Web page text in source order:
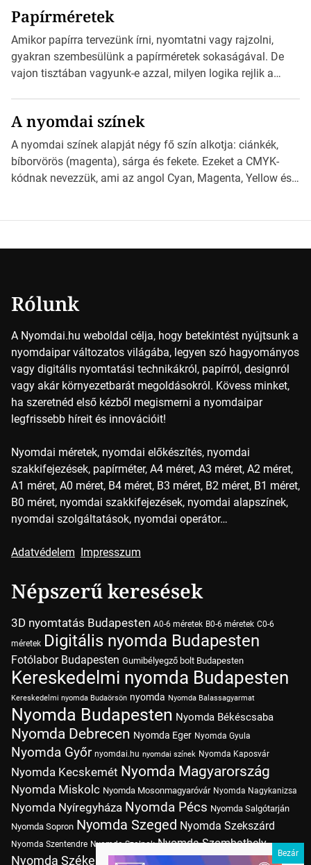
Illustratorban készült vektorgrafika. *Hirdetés Minden
esetben konzultáljunk a nyomdával, mielőtt elkezdjük a
nyomdai előkészítést!Nehogy az elkészült munka után
derüljön ki, hogy valamit másképp kellett volna csinálni! […]
Papírméretek
Amikor papírra tervezünk írni, nyomtatni vagy rajzolni,
gyakran szembesülünk a papírméretek sokaságával. De
vajon tisztában vagyunk-e azzal, milyen logika rejlik a
*Hirdetés Ebben a cikkben a papírméretek izgalmas
világába kalauzolunk el téged, hogy jobban megértsd,
milyen szempontok alapján érdemes választanod a
jövőben. Bevezetés a papírméretek világába A […]
A nyomdai színek
A nyomdai színek alapját négy fő szín alkotja: ciánkék,
bíborvörös (magenta), sárga és fekete. Ezeket a CMYK-
kódnak nevezzük, ami az angol Cyan, Magenta, Yellow és
Rólunk
A Nyomdai.hu weboldal célja, hogy betekintést nyújtsunk a
nyomdaipar változatos világába, legyen szó hagyományos
vagy digitális nyomtatási technikákról, papírról, designról
vagy akár környezetbarát megoldásokról. Kövess minket,
ha szeretnéd első kézből megismerni a nyomdaipar
legfrissebb híreit és innovációit!
Nyomdai méretek, nyomdai előkészítés, nyomdai
szakkifejezések, papírméter, A4 méret, A3 méret, A2 méret,
A1 méret, A0 méret, B4 méret, B3 méret, B2 méret, B1 méret,
B0 méret, nyomdai szakkifejezések, nyomdai alapszínek,
nyomdai szolgáltatások, nyomdai operátor…
Adatvédelem Impresszum
Népszerű keresések
3D nyomtatás Budapesten A0-6 méretek B0-6 méretek C0-6
méretek Digitális nyomda Budapesten
Fotólabor Budapesten Gumibélyegző bolt Budapesten
Kereskedelmi nyomda Budapesten
Kereskedelmi nyomda Budaörsön nyomda Nyomda Balassagyarmat
Nyomda Budapesten Nyomda Békéscsaba
Nyomda Debrecen Nyomda Eger Nyomda Gyula
Nyomda Győr nyomdai.hu nyomdai színek Nyomda Kaposvár
Nyomda Kecskemét Nyomda Magyarország
Nyomda Miskolc Nyomda Mosonmagyaróvár Nyomda Nagykanizsa
Nyomda Nyíregyháza Nyomda Pécs Nyomda Salgótarján
Nyomda Sopron Nyomda Szeged Nyomda Szekszárd
Nyomda Szentendre Nyomda Szolnok Nyomda Szombathely
Nyomda Székesfehérvár Nyomda Tatabánya Nyomda Vác